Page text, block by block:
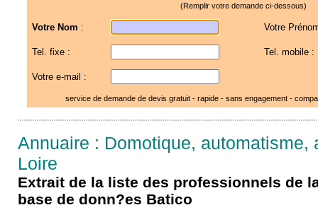
(Remplir votre demande ci-dessous)
Votre Nom : Votre
Tel. fixe : Tel. mobile :
Votre e-mail :
service de demande de devis gratuit - rapide - sans engagement -
Annuaire : Domotique, automatisme,
Loire
Extrait de la liste des professionnels de
base de donn?es Batico